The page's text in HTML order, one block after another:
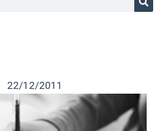
22/12/2011